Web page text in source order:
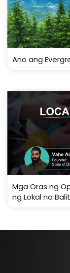
Ano ang
Mga Oras ng
ng Lokal na